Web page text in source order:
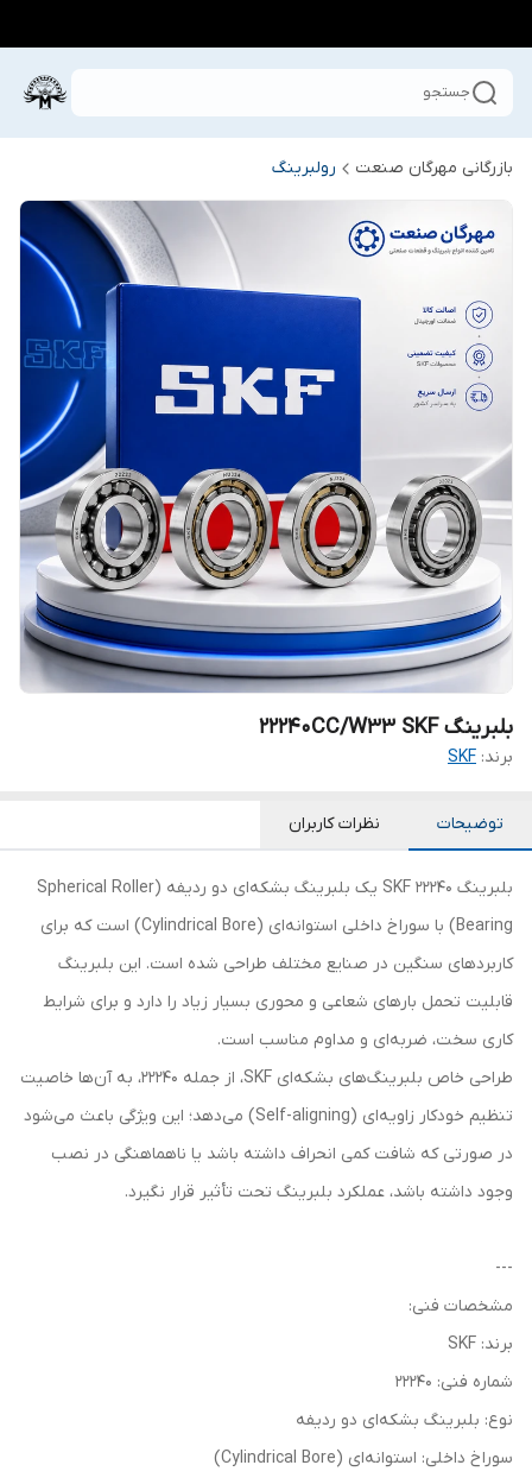
جستجو
بازرگانی مهرگان صنعت رولبرینگ
بلبرینگ 22240CC/W33 SKF
برند: SKF
توضیحات نظرات کاربران
بلبرینگ 22240 SKF یک بلبرینگ بشکه‌ای دو ردیفه (Spherical Roller
Bearing) با سوراخ داخلی استوانه‌ای (Cylindrical Bore) است که برای
کاربردهای سنگین در صنایع مختلف طراحی شده است. این بلبرینگ
قابلیت تحمل بارهای شعاعی و محوری بسیار زیاد را دارد و برای شرایط
کاری سخت، ضربه‌ای و مداوم مناسب است.
طراحی خاص بلبرینگ‌های بشکه‌ای SKF، از جمله 22240، به آن‌ها خاصیت
تنظیم خودکار زاویه‌ای (Self-aligning) می‌دهد؛ این ویژگی باعث می‌شود
در صورتی که شافت کمی انحراف داشته باشد یا ناهماهنگی در نصب
وجود داشته باشد، عملکرد بلبرینگ تحت تأثیر قرار نگیرد.
---
مشخصات فنی:
برند: SKF
شماره فنی: 22240
نوع: بلبرینگ بشکه‌ای دو ردیفه
سوراخ داخلی: استوانه‌ای (Cylindrical Bore)